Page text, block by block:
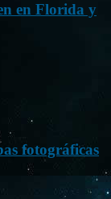
en Florida y
fotográficas